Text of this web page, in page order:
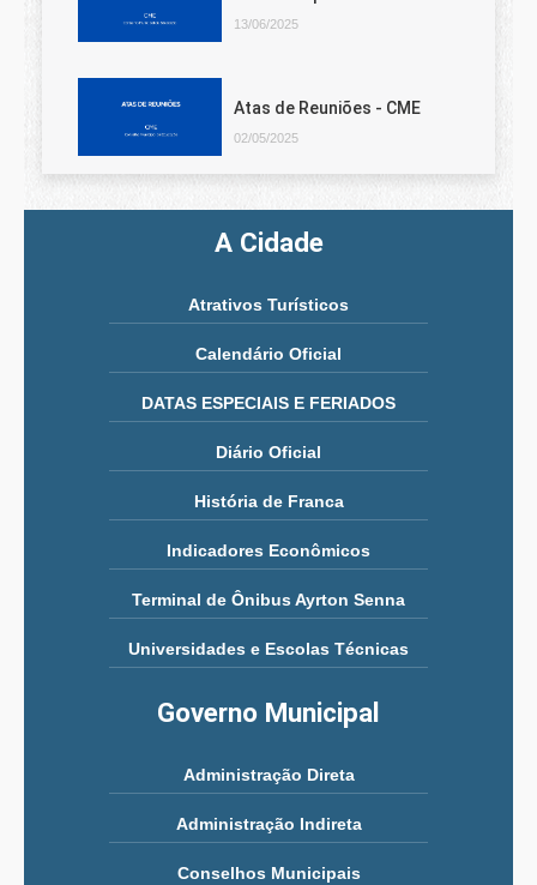
13/06/2025
Atas de Reuniões - CME
02/05/2025
A Cidade
Atrativos Turísticos
Calendário Oficial
DATAS ESPECIAIS E FERIADOS
Diário Oficial
História de Franca
Indicadores Econômicos
Terminal de Ônibus Ayrton Senna
Universidades e Escolas Técnicas
Governo Municipal
Administração Direta
Administração Indireta
Conselhos Municipais